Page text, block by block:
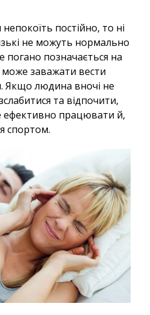
постійно, то ні
не можуть нормально
погано позначається на
може заважати вести
Якщо людина вночі не
та відпочити,
працювати й,
спортом.